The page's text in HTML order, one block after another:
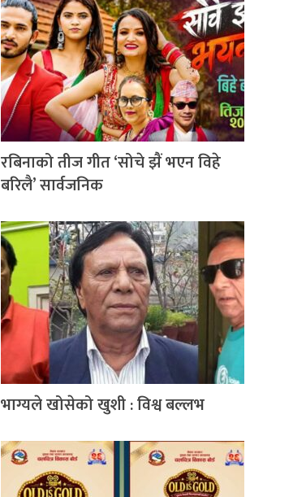
रबिनाको तीज गीत ‘सोचे झैं भएन विहे
बरिलै’ सार्वजनिक
भाग्यले खोसेको खुशी : विश्व बल्लभ